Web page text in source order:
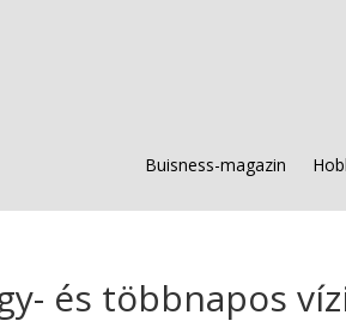
Buisness-magazin
és többnapos